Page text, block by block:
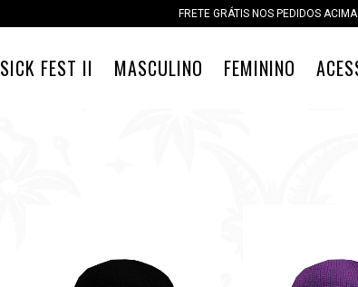
FRETE GRÁTIS NOS PEDIDOS
SICK FEST II MASCULINO FEMININO